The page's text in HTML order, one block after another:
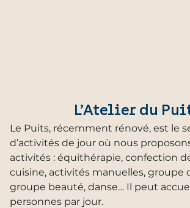
L’Atelier du
Le Puits, récemment rénové, est le
d’activités de jour où nous
activités : équithérapie, confection
cuisine, activités manuelles, groupe
groupe beauté, danse… Il peut
personnes par jour.